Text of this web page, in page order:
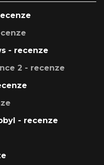
- recenze
2 - recenze
- recenze